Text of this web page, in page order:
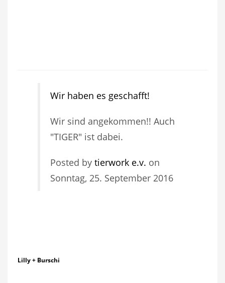
Wir haben es geschafft!
Wir sind angekommen!! Auch
"TIGER" ist dabei.
Posted by tierwork e.v. on
Sonntag, 25. September 2016
Lilly + Burschi